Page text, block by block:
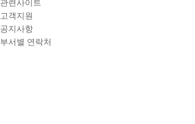
관련사이트
고객지원
공지사항
부서별 연락처